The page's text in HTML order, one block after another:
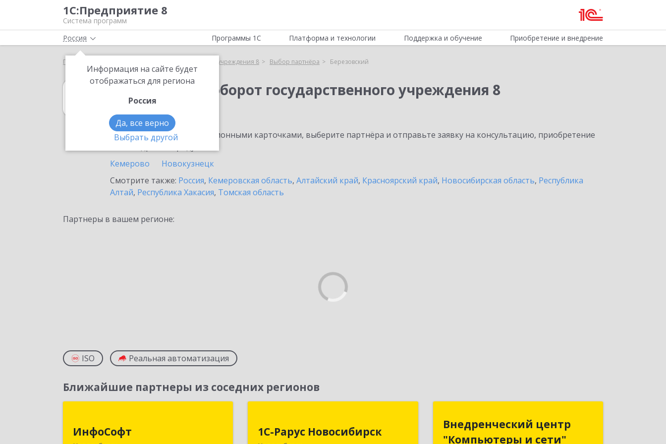
1С:Предприятие 8
Система программ
Россия
Информация на сайте будет
отображаться для региона
Россия
Да, все верно
Выбрать другой
Программы 1С Платформа и технологии Поддержка и обучение Приобретение и внедрение
Главная 1С:Документооборот государственного учреждения 8 Выбор партнёра Березовский
1С:Документооборот государственного учреждения 8
в Березовском
Ознакомьтесь с информационными карточками, выберите партнёра и отправьте заявку на консультацию, приобретение
Кемерово
Новокузнецк
Смотрите также: Россия, Кемеровская область, Алтайский край, Красноярский край, Новосибирская область, Республика
Алтай, Республика Хакасия, Томская область
Партнеры в вашем регионе:
ISO Реальная автоматизация
Ближайшие партнеры из соседних регионов
ИнфоСофт
630091, Новосибирская обл,
1С-Рарус Новосибирск
630015, Новосибирская обл,
Внедренческий центр
"Компьютеры и сети"
Внедренческий центр
"Компьютеры и сети"